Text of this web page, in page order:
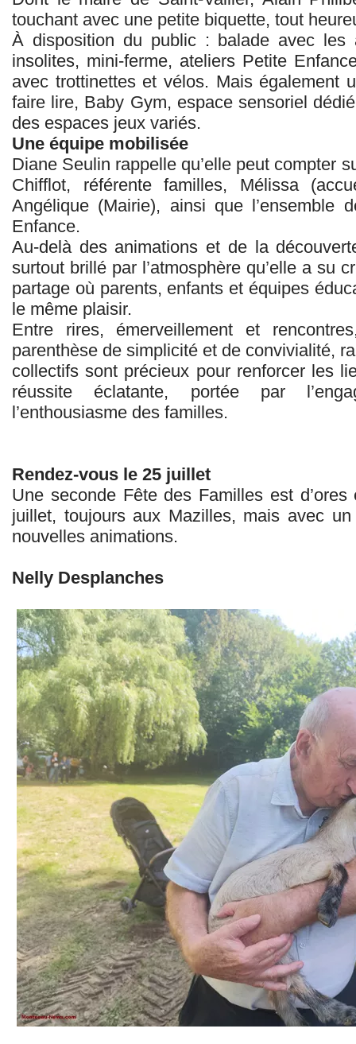
touchant avec une petite biquette, tout
À disposition du public : balade avec les
insolites, mini‑ferme, ateliers Petite
avec trottinettes et vélos. Mais également
faire lire, Baby Gym, espace sensoriel
des espaces jeux variés.
Une équipe mobilisée
Diane Seulin rappelle qu’elle peut compter
Chifflot, référente familles, Mélissa
Angélique (Mairie), ainsi que l’ensemble
Enfance.
Au‑delà des animations et de la
surtout brillé par l’atmosphère qu’elle a su
partage où parents, enfants et équipes
le même plaisir.
Entre rires, émerveillement et
parenthèse de simplicité et de convivialité,
collectifs sont précieux pour renforcer les
réussite éclatante, portée par
l’enthousiasme des familles.
Rendez‑vous le 25 juillet
Une seconde Fête des Familles est
juillet, toujours aux Mazilles, mais avec
nouvelles animations.
Nelly Desplanches